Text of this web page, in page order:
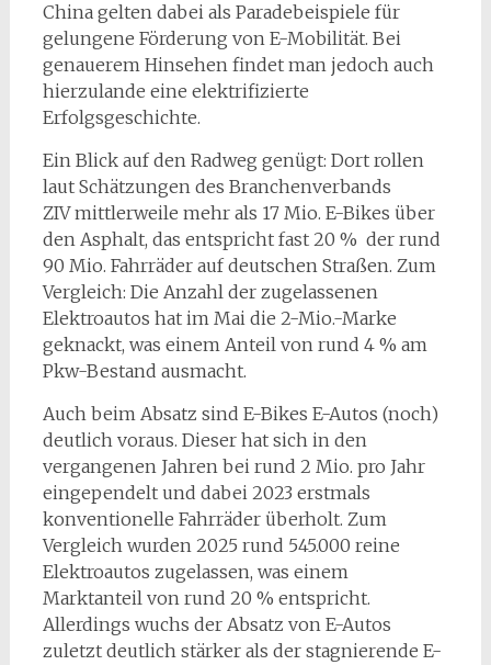
China gelten dabei als Paradebeispiele für
gelungene Förderung von E-Mobilität. Bei
genauerem Hinsehen findet man jedoch auch
hierzulande eine elektrifizierte
Erfolgsgeschichte.
Ein Blick auf den Radweg genügt: Dort rollen
laut Schätzungen des Branchenverbands
ZIV mittlerweile mehr als 17 Mio. E-Bikes über
den Asphalt, das entspricht fast 20 % der rund
90 Mio. Fahrräder auf deutschen Straßen. Zum
Vergleich: Die Anzahl der zugelassenen
Elektroautos hat im Mai die 2-Mio.-Marke
geknackt, was einem Anteil von rund 4 % am
Pkw-Bestand ausmacht.
Auch beim Absatz sind E-Bikes E-Autos (noch)
deutlich voraus. Dieser hat sich in den
vergangenen Jahren bei rund 2 Mio. pro Jahr
eingependelt und dabei 2023 erstmals
konventionelle Fahrräder überholt. Zum
Vergleich wurden 2025 rund 545.000 reine
Elektroautos zugelassen, was einem
Marktanteil von rund 20 % entspricht.
Allerdings wuchs der Absatz von E-Autos
zuletzt deutlich stärker als der stagnierende E-